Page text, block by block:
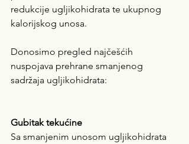
redukcije ugljikohidrata te ukupnog
kalorijskog unosa.
Donosimo pregled najčešćih
nuspojava prehrane smanjenog
sadržaja ugljikohidrata:
Gubitak tekućine
Sa smanjenim unosom ugljikohidrata